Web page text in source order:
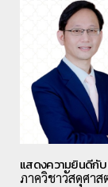
แสดงความยินดีกับ
ภาควิชาวัสดุศา